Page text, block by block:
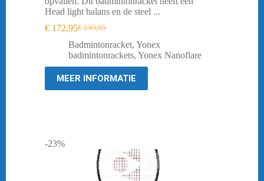
Head light balans en de steel ...
€239,95
Oorspronkelijke
prijs
was:
€ 172,95Huidige
prijs
is:
Badmintonracket, Yonex
badmintonrackets, Yonex Nanoflare
MEER INFORMATIE
-23%